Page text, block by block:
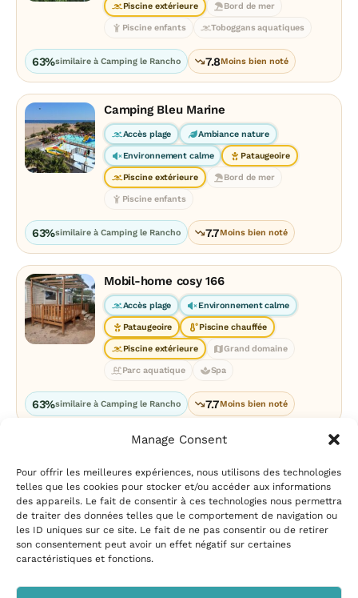
Manage Consent
Pour offrir les meilleures expériences, nous utilisons des technologies
telles que les cookies pour stocker et/ou accéder aux informations
des appareils. Le fait de consentir à ces technologies nous permettra
de traiter des données telles que le comportement de navigation ou
les ID uniques sur ce site. Le fait de ne pas consentir ou de retirer
son consentement peut avoir un effet négatif sur certaines
caractéristiques et fonctions.
Piscine extérieure Bord de mer
Piscine enfants Toboggans aquatiques
63%similaire à Camping le Rancho 7.8Moins bien noté
Camping Bleu Marine
Accès plage Ambiance nature
Environnement calme Pataugeoire
Piscine extérieure Bord de mer
Piscine enfants
63%similaire à Camping le Rancho 7.7Moins bien noté
Mobil-home cosy 166
Accès plage Environnement calme
Pataugeoire Piscine chauffée
Piscine extérieure Grand domaine
Parc aquatique Spa
63%similaire à Camping le Rancho 7.7Moins bien noté
Mentions légales|Politique
de confidentialité
suggestions|Politique de